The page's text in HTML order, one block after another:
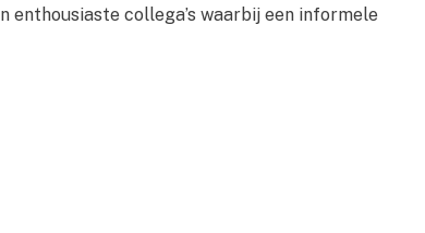
enthousiaste collega’s waarbij een informele